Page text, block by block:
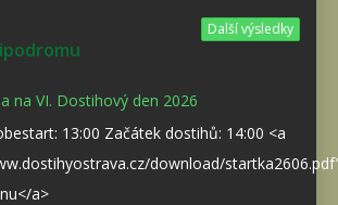
Další výsledky
na VI. Dostihový den 2026
13:00 Začátek dostihů: 14:00 <a
download/
a>